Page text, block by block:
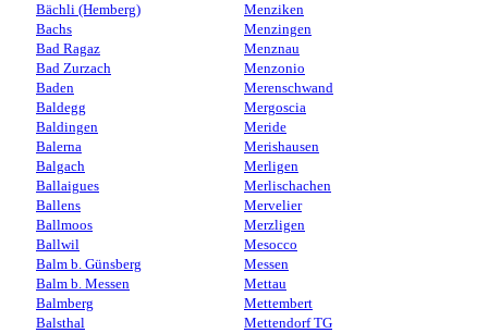
Bächli (Hemberg)
Bachs
Bad Ragaz
Bad Zurzach
Baden
Baldegg
Baldingen
Balerna
Balgach
Ballaigues
Ballens
Ballmoos
Ballwil
Balm b. Günsberg
Balm b. Messen
Balmberg
Balsthal
Menziken
Menzingen
Menznau
Menzonio
Merenschwand
Mergoscia
Meride
Merishausen
Merligen
Merlischachen
Mervelier
Merzligen
Mesocco
Messen
Mettau
Mettembert
Mettendorf TG